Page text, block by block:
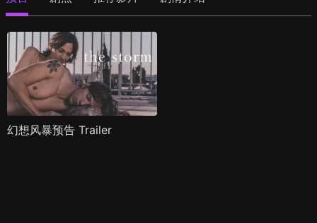
幻想风暴预告 Trailer